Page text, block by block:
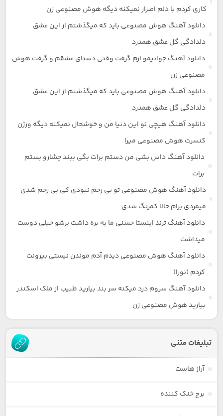
کاری کردم با دلم اصرار نمیکنه دیگه هوش مصنوعی زن
دانلود آهنگ هوش مصنوعی باید که میگذشتم از این عشق
دلدادگی گل عشق همدرد
دانلود آهنگ جوانیمو ازم گرفت وقتی دستای عشقم و گرفت هوش
مصنوعی زن
دانلود آهنگ هوش مصنوعی باید که میگذشتم از این عشق
دلدادگی گل عشق همدرد
دانلود آهنگ هیچی تو این دنیا من و خوشحال نمیکنه دیگه ورژن
کنسرت هوش مصنوعی میرا
دانلود آهنگ داس بشی من دستم برات بگی ببند چشارو بستم
برات
دانلود آهنگ هوش مصنوعی تو بی رحم نبودی کی بی رحم شدی
میمردی برام حالا کمرنگ شدی
دانلود آهنگ ترند اینستا حسنی ما یه بره داشت برشو خیلی دوست
میداشت
دانلود آهنگ هوش مصنوعی دیدم آدم موندن نیستی بیرونت
کردم (نورا)
دانلود آهنگ سروم درد میکنه سر بند بیارید طبیب از ملک اسکندر
بیارید هوش مصنوعی زن
تبلیغات متنی
آراز هاست
برج خنک کننده